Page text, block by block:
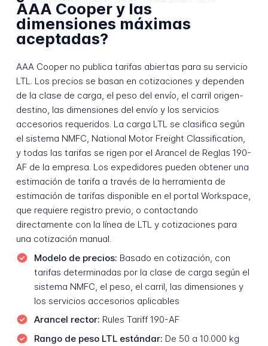
AAA Cooper y las
dimensiones máximas
aceptadas?
AAA Cooper no publica tarifas abiertas para su servicio
LTL. Los precios se basan en cotizaciones y dependen
de la clase de carga, el peso del envío, el carril origen-
destino, las dimensiones del envío y los servicios
accesorios requeridos. La carga LTL se clasifica según
el sistema NMFC, National Motor Freight Classification,
y todas las tarifas se rigen por el Arancel de Reglas 190-
AF de la empresa. Los expedidores pueden obtener una
estimación de tarifa a través de la herramienta de
estimación de tarifas disponible en el portal Workspace,
que requiere registro previo, o contactando
directamente con la línea de LTL y cotizaciones para
una cotización manual.
Modelo de precios: Basado en cotización, con
tarifas determinadas por la clase de carga según el
sistema NMFC, el peso, el carril, las dimensiones y
los servicios accesorios aplicables
Arancel rector: Rules Tariff 190-AF
Rango de peso LTL estándar: De 50 a 10.000 kg